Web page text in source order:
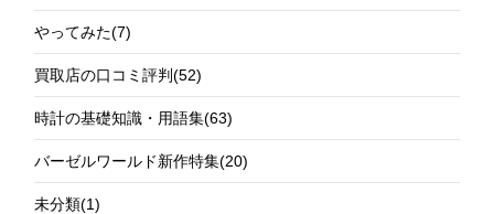
やってみた(7)
買取店の口コミ評判(52)
時計の基礎知識・用語集(63)
バーゼルワールド新作特集(20)
未分類(1)